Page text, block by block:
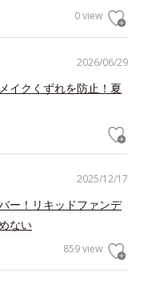
0 view
2026/06/29
イクくずれを防止！夏
2025/12/17
ー！リキッドファンデ
ない
859 view